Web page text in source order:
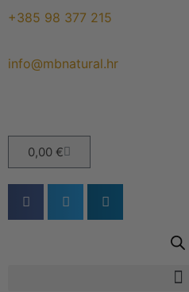
+385 98 377 215
info@mbnatural.hr
0,00 €